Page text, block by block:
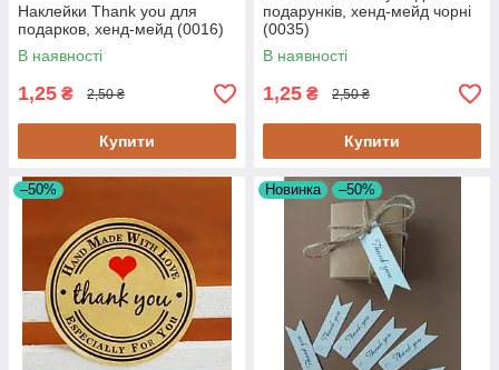
Наклейки Thank you для
подарков, хенд-мейд (0016)
В наявності
1,25 ₴ 2,50 ₴
Купити
подарунків, хенд-мейд чорні
(0035)
В наявності
1,25 ₴ 2,50 ₴
Купити
–50% Новинка –50%